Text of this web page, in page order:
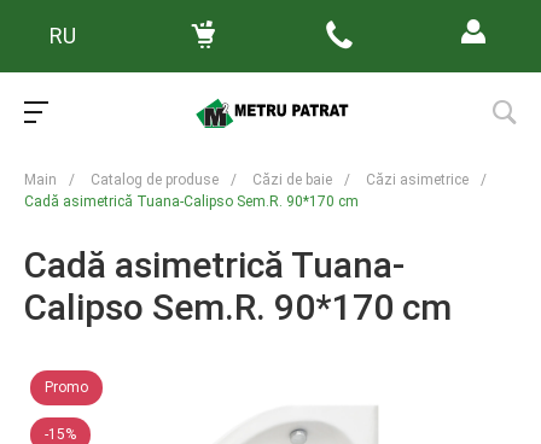
RU
Main / Catalog de produse / Căzi de baie / Căzi asimetrice
/
Cadă asimetrică Tuana-Calipso Sem.R. 90*170 cm
Cadă asimetrică Tuana-
Calipso Sem.R. 90*170 cm
Promo
-15%